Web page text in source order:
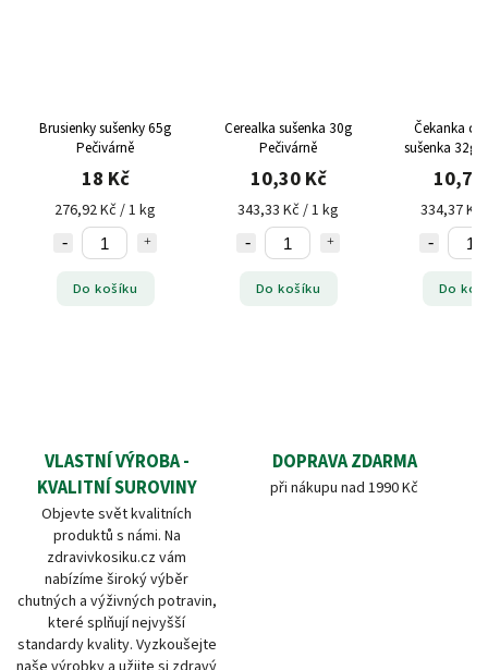
Brusienky sušenky 65g
Pečivárně
18 Kč
276,92 Kč / 1 kg
Do košíku
Cerealka sušenka 30g
Pečivárně
10,30 Kč
343,33 Kč / 1 kg
Do košíku
Čekanka
sušenka 32g
10,70
334,37 Kč
Do
VLASTNÍ VÝROBA -
KVALITNÍ SUROVINY
Objevte svět kvalitních
produktů s námi. Na
zdravivkosiku.cz vám
nabízíme široký výběr
chutných a výživných potravin,
které splňují nejvyšší
standardy kvality. Vyzkoušejte
DOPRAVA ZDARMA
při nákupu nad 1990 Kč